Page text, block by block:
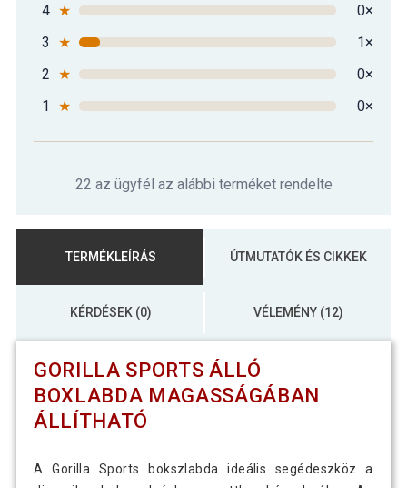
4 ★
0×
3
★
1×
2 ★
0×
1
★ 0×
22 az ügyfél az alábbi terméket rendelte
TERMÉKLEÍRÁS ÚTMUTATÓK ÉS CIKKEK
KÉRDÉSEK (0) VÉLEMÉNY (12)
GORILLA SPORTS ÁLLÓ
BOXLABDA MAGASSÁGÁBAN
ÁLLÍTHATÓ
A Gorilla Sports bokszlabda ideális segédeszköz a